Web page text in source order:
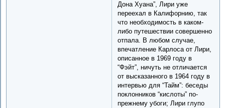
Дона Хуана”, Лири уже
переехал в Калифорнию, так
что необходимость в каком-
либо путешествии совершенно
отпала. В любом случае,
впечатление Карлоса от Лири,
описанное в 1969 году в
“Фэйт”, ничуть не отличается
от высказанного в 1964 году в
интервью для “Тайм”: беседы
поклонников “кислоты” по-
прежнему убоги; Лири глупо